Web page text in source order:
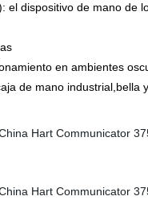
el dispositivo de mano
en ambientes
de mano industrial,bella